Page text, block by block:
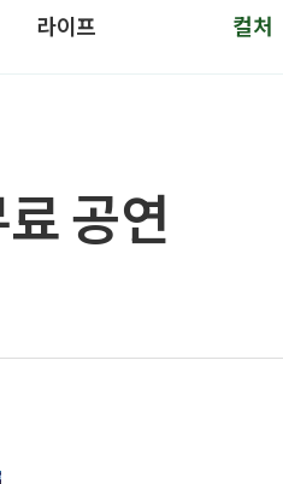
라이프 컬처
공연